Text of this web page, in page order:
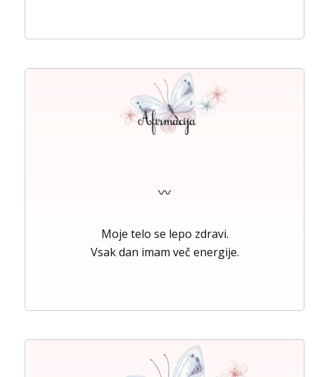
〰
Moje telo se lepo zdravi.
Vsak dan imam več energije.